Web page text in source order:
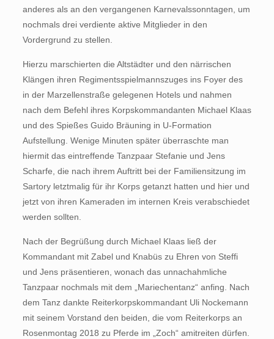
anderes als an den vergangenen Karnevalssonntagen, um
nochmals drei verdiente aktive Mitglieder in den
Vordergrund zu stellen.
Hierzu marschierten die Altstädter und den närrischen
Klängen ihren Regimentsspielmannszuges ins Foyer des
in der Marzellenstraße gelegenen Hotels und nahmen
nach dem Befehl ihres Korpskommandanten Michael Klaas
und des Spießes Guido Bräuning in U-Formation
Aufstellung. Wenige Minuten später überraschte man
hiermit das eintreffende Tanzpaar Stefanie und Jens
Scharfe, die nach ihrem Auftritt bei der Familiensitzung im
Sartory letztmalig für ihr Korps getanzt hatten und hier und
jetzt von ihren Kameraden im internen Kreis verabschiedet
werden sollten.
Nach der Begrüßung durch Michael Klaas ließ der
Kommandant mit Zabel und Knabüs zu Ehren von Steffi
und Jens präsentieren, wonach das unnachahmliche
Tanzpaar nochmals mit dem „Mariechentanz“ anfing. Nach
dem Tanz dankte Reiterkorpskommandant Uli Nockemann
mit seinem Vorstand den beiden, die vom Reiterkorps an
Rosenmontag 2018 zu Pferde im „Zoch“ amitreiten dürfen.